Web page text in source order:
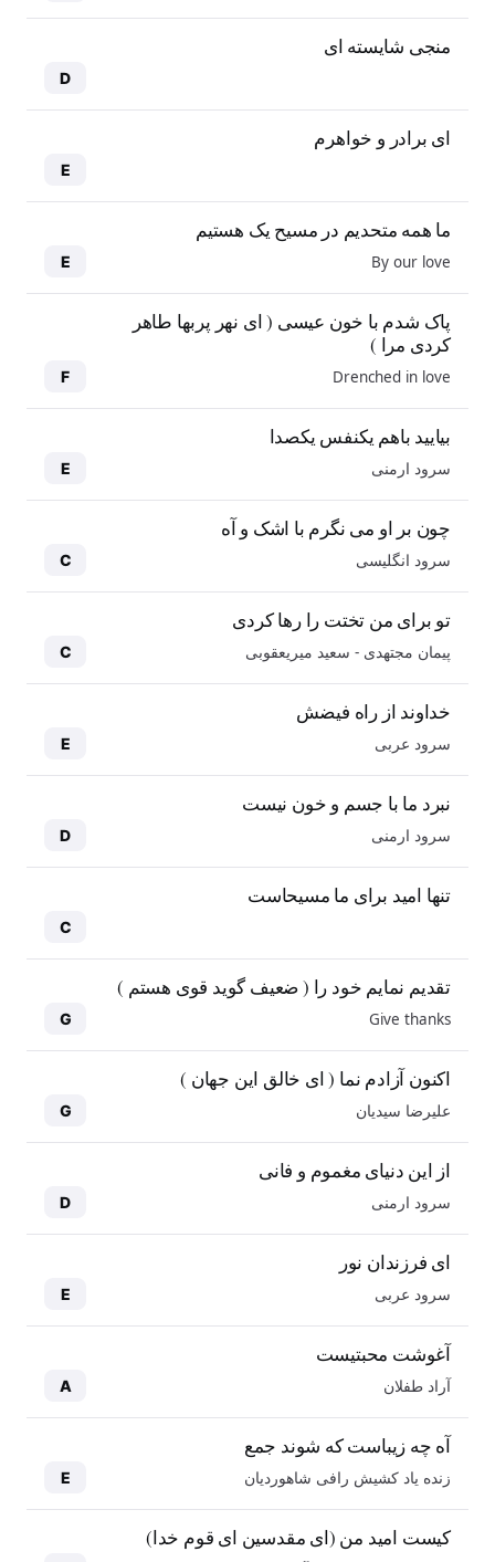
منجی شایسته ای
D
ای برادر و خواهرم
E
ما همه متحدیم در مسیح یک هستیم
By our love
E
پاک شدم با خون عیسی ( ای نهر پربها طاهر
کردی مرا )
Drenched in love
F
بیایید باهم یکنفس یکصدا
سرود ارمنی E
چون بر او می نگرم با اشک و آه
سرود انگلیسی C
تو برای من تختت را رها کردی
پیمان مجتهدی - سعید میریعقوبی C
خداوند از راه فیضش
سرود عربی E
نبرد ما با جسم و خون نیست
سرود ارمنی D
تنها امید برای ما مسیحاست
C
تقدیم نمایم خود را ( ضعیف گوید قوی هستم )
Give thanks
G
اکنون آزادم نما ( ای خالق این جهان )
علیرضا سیدیان G
از این دنیای مغموم و فانی
سرود ارمنی D
ای فرزندان نور
سرود عربی E
آغوشت محبتیست
آراد طفلان A
آه چه زیباست که شوند جمع
زنده یاد کشیش رافی شاهوردیان E
کیست امید من (ای مقدسین ای قوم خدا)